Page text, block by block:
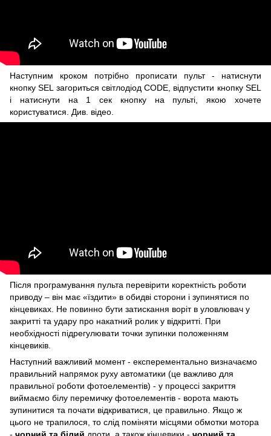
Наступним кроком потрібно прописати пульт - натиснути
кнопку SEL загориться світлодіод CODE, відпустити кнопку SEL
і натиснути на 1 сек кнопку на пульті, якою хочете
користуватися. Див. відео.
Після програмування пульта перевірити коректність роботи
приводу – він має «їздити» в обидві сторони і зупинятися по
кінцевиках. Не повинно бути затискання воріт в уловлювач у
закритті та удару про накатний ролик у відкритті. При
необхідності підрегулювати точки зупинки положенням
кінцевиків.
Наступний важливий момент - експерементально визначаємо
правильний напрямок руху автоматики (це важливо для
правильної роботи фотоелементів) - у процессі закриття
виймаємо білу перемичку фотоелементів - ворота мають
зупинитися та почати відкриватися, це правильно. Якщо ж
цього не трапилося, то слід поміняти місцями обмотки мотора